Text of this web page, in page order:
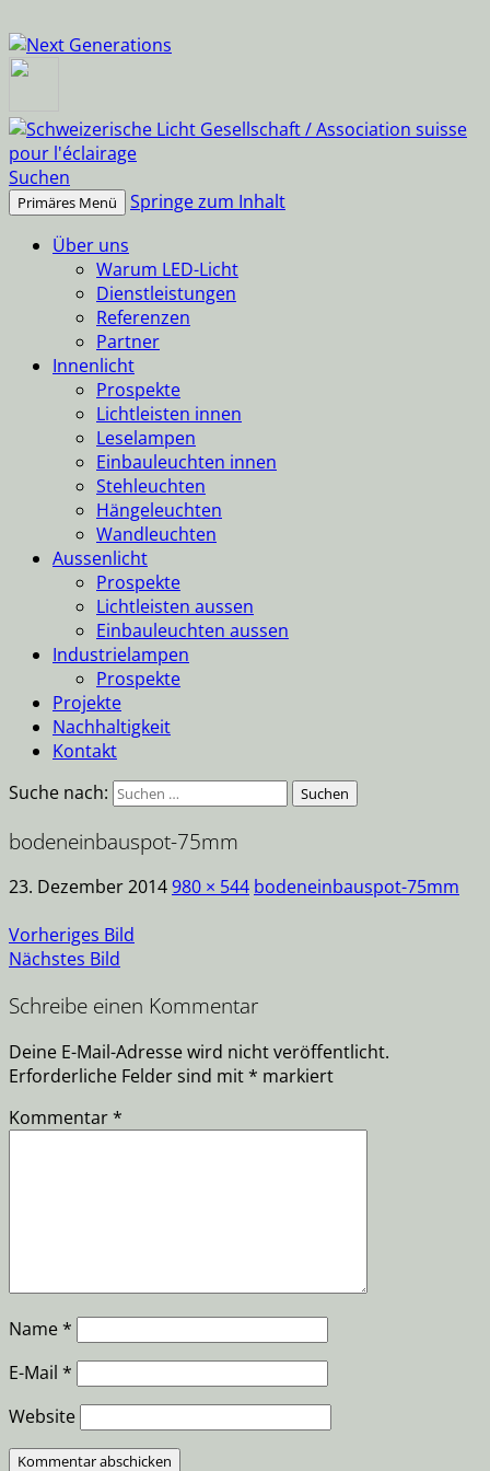
Suchen
Primäres Menü
Springe zum Inhalt
Über uns
Warum LED-Licht
Dienstleistungen
Referenzen
Partner
Innenlicht
Prospekte
Lichtleisten innen
Leselampen
Einbauleuchten innen
Stehleuchten
Hängeleuchten
Wandleuchten
Aussenlicht
Prospekte
Lichtleisten aussen
Einbauleuchten aussen
Industrielampen
Prospekte
Projekte
Nachhaltigkeit
Kontakt
Suche nach:
bodeneinbauspot-75mm
23. Dezember 2014980 × 544 bodeneinbauspot-75mm
Vorheriges Bild
Nächstes Bild
Schreibe einen Kommentar
Deine E-Mail-Adresse wird nicht veröffentlicht.
Erforderliche Felder sind mit* markiert
Kommentar*
Name*
E-Mail *
Website